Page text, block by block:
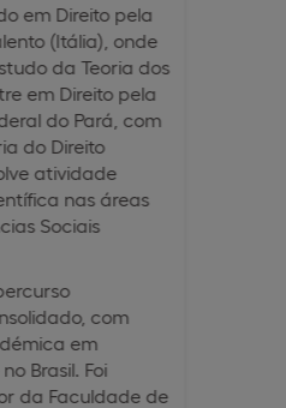
em Direito pela
(Itália), onde
da Teoria dos
em Direito pela
do Pará, com
do Direito
atividade
nas áreas
Sociais
com
em
Brasil. Foi
da Faculdade de